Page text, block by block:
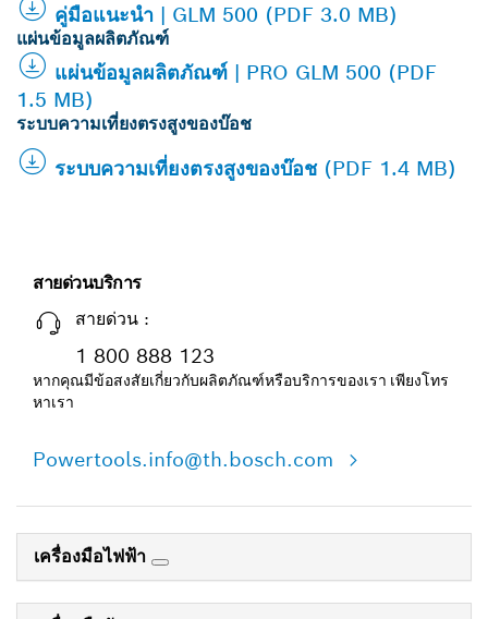
คู่มือแนะนำ | GLM 500 (PDF 3.0 MB)
แผ่นข้อมูลผลิตภัณฑ์
แผ่นข้อมูลผลิตภัณฑ์ | PRO GLM 500 (PDF
1.5 MB)
ระบบความเที่ยงตรงสูงของบ๊อช
ระบบความเที่ยงตรงสูงของบ๊อช (PDF 1.4 MB)
สายด่วนบริการ
สายด่วน :
1 800 888 123
หากคุณมีข้อสงสัยเกี่ยวกับผลิตภัณฑ์หรือบริการของเรา เพียงโทร
หาเรา
Powertools.info@th.bosch.com
เครื่องมือไฟฟ้า